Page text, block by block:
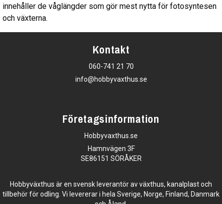
innehåller de våglängder som gör mest nytta för fotosyntesen
och växterna.
Kontakt
060-741 21 70
info@hobbyvaxthus.se
Företagsinformation
Hobbyvaxthus.se
Hamnvägen 3F
SE86151 SÖRÅKER
Hobbyväxthus är en svensk leverantör av växthus, kanalplast och
tillbehör för odling. Vi levererar i hela Sverige, Norge, Finland, Danmark